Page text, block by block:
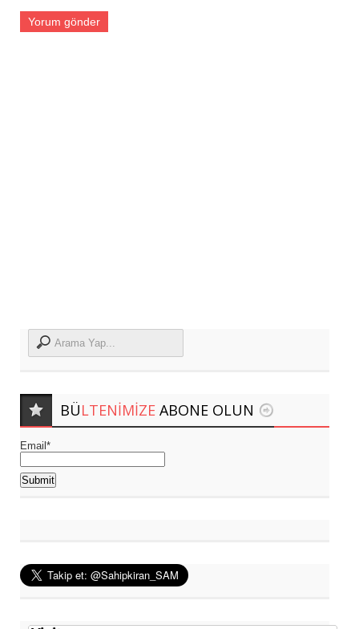
BÜLTENIMIZE ABONE OLUN
Email*